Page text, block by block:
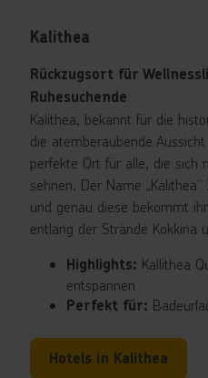
Kalithea
Rückzugsort für
Ruhesuchende
Kalithea, bekannt für die
die atemberaubende
perfekte Ort für alle, die sich
sehnen. Der Name
und genau diese bekommt
entlang der Strände Kokkina
Highlights: Kallithea
entspannen
Perfekt für:
Hotels in Kalithea